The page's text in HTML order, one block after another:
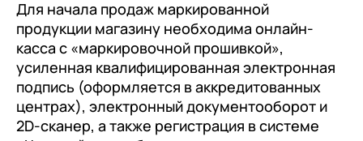
Для начала продаж маркированной
продукции магазину необходима онлайн-
касса с «маркировочной прошивкой»,
усиленная квалифицированная электронная
подпись (оформляется в аккредитованных
центрах), электронный документооборот и
2D-сканер, а также регистрация в системе
Переход с Terrasoft CRM на 1С:CRM или
1С-Битрикс 24
документооборот (КЭДО)
1С:Кабинет сотрудника
Внутренний документооборот (СЭД)
1С:Документооборот 8
Управление финансами (FRP)
Прочие отрасли
Контакты
Релокация
Грейды
Истории успеха
Отзывы сотрудников